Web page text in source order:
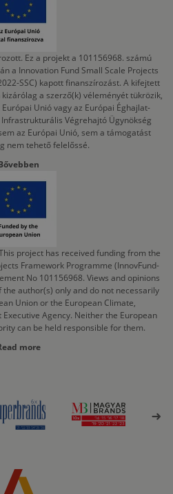
Ez a projekt a 101156968. számú
a Innovation Fund Small Scale Projects
SSC) kapott finanszírozást. A kifejtett
a szerző(k) véleményét tükrözik,
Unió vagy az Európai Éghajlat-
Végrehajtó Ügynökség
az Európai Unió, sem a támogatást
nem tehető felelőssé.
project has received funding from the
Framework Programme (InnovFund-
No 101156968. Views and opinions
author(s) only and do not necessarily
Union or the European Climate,
Agency. Neither the European
can be held responsible for them.
more